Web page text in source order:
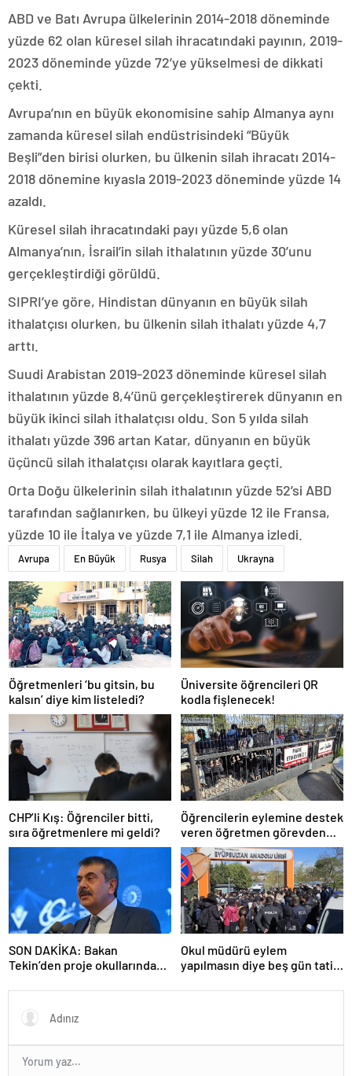
ABD ve Batı Avrupa ülkelerinin 2014-2018 döneminde
yüzde 62 olan küresel silah ihracatındaki payının, 2019-
2023 döneminde yüzde 72’ye yükselmesi de dikkati
çekti.
Avrupa’nın en büyük ekonomisine sahip Almanya aynı
zamanda küresel silah endüstrisindeki “Büyük
Beşli”den birisi olurken, bu ülkenin silah ihracatı 2014-
2018 dönemine kıyasla 2019-2023 döneminde yüzde 14
azaldı.
Küresel silah ihracatındaki payı yüzde 5,6 olan
Almanya’nın, İsrail’in silah ithalatının yüzde 30’unu
gerçekleştirdiği görüldü.
SIPRI’ye göre, Hindistan dünyanın en büyük silah
ithalatçısı olurken, bu ülkenin silah ithalatı yüzde 4,7
arttı.
Suudi Arabistan 2019-2023 döneminde küresel silah
ithalatının yüzde 8,4’ünü gerçekleştirerek dünyanın en
büyük ikinci silah ithalatçısı oldu. Son 5 yılda silah
ithalatı yüzde 396 artan Katar, dünyanın en büyük
üçüncü silah ithalatçısı olarak kayıtlara geçti.
Orta Doğu ülkelerinin silah ithalatının yüzde 52’si ABD
tarafından sağlanırken, bu ülkeyi yüzde 12 ile Fransa,
yüzde 10 ile İtalya ve yüzde 7,1 ile Almanya izledi.
Avrupa En Büyük Rusya Silah Ukrayna
Öğretmenleri ‘bu gitsin, bu
kalsın’ diye kim listeledi?
Üniversite öğrencileri QR
kodla fişlenecek!
CHP’li Kış: Öğrenciler bitti,
sıra öğretmenlere mi geldi?
Öğrencilerin eylemine destek
veren öğretmen görevden
uzaklaştırıldı
SON DAKİKA: Bakan
Tekin’den proje okullarındaki
Okul müdürü eylem
yapılmasın diye beş gün tatil